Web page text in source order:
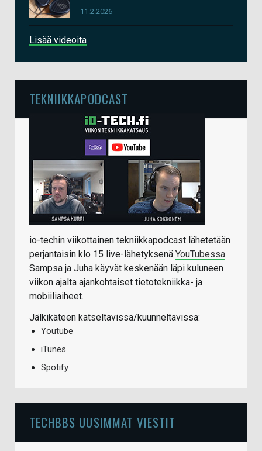
11.2.2026
Lisää videoita
TEKNIIKKAPODCAST
io-techin viikottainen tekniikkapodcast lähetetään
perjantaisin klo 15 live-lähetyksenä YouTubessa.
Sampsa ja Juha käyvät keskenään läpi kuluneen
viikon ajalta ajankohtaiset tietotekniikka- ja
mobiiliaiheet.
Jälkikäteen katseltavissa/kuunneltavissa:
Youtube
iTunes
Spotify
TECHBBS UUSIMMAT VIESTIT